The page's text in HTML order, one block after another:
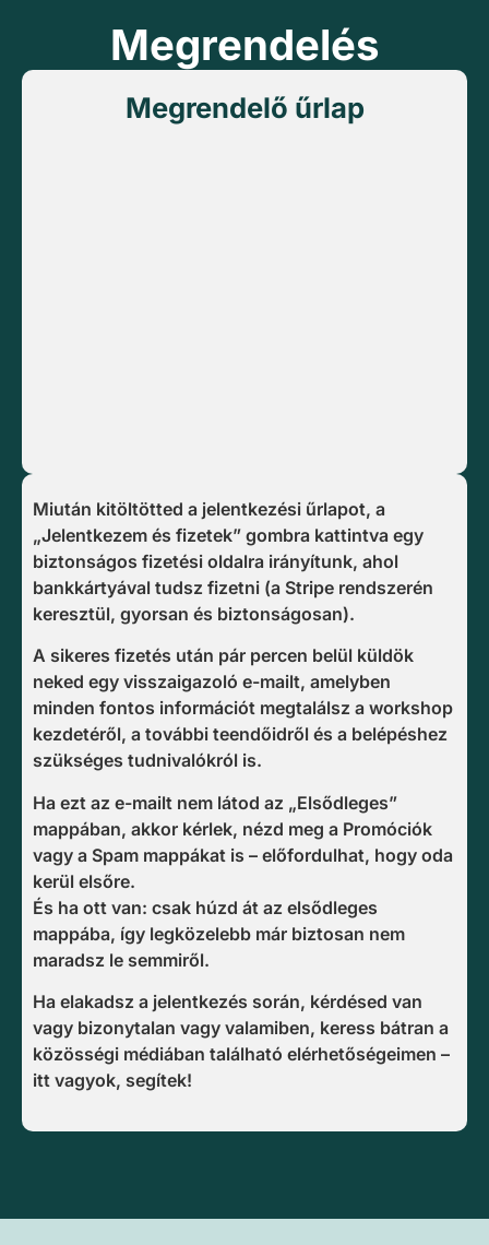
Megrendelés
Megrendelő űrlap
Miután kitöltötted a jelentkezési űrlapot, a
„Jelentkezem és fizetek” gombra kattintva egy
biztonságos fizetési oldalra irányítunk, ahol
bankkártyával tudsz fizetni (a Stripe rendszerén
keresztül, gyorsan és biztonságosan).
A sikeres fizetés után pár percen belül küldök
neked egy visszaigazoló e-mailt, amelyben
minden fontos információt megtalálsz a workshop
kezdetéről, a további teendőidről és a belépéshez
szükséges tudnivalókról is.
Ha ezt az e-mailt nem látod az „Elsődleges”
mappában, akkor kérlek, nézd meg a Promóciók
vagy a Spam mappákat is – előfordulhat, hogy oda
kerül elsőre.
És ha ott van: csak húzd át az elsődleges
mappába, így legközelebb már biztosan nem
maradsz le semmiről.
Ha elakadsz a jelentkezés során, kérdésed van
vagy bizonytalan vagy valamiben, keress bátran a
közösségi médiában található elérhetőségeimen –
itt vagyok, segítek!